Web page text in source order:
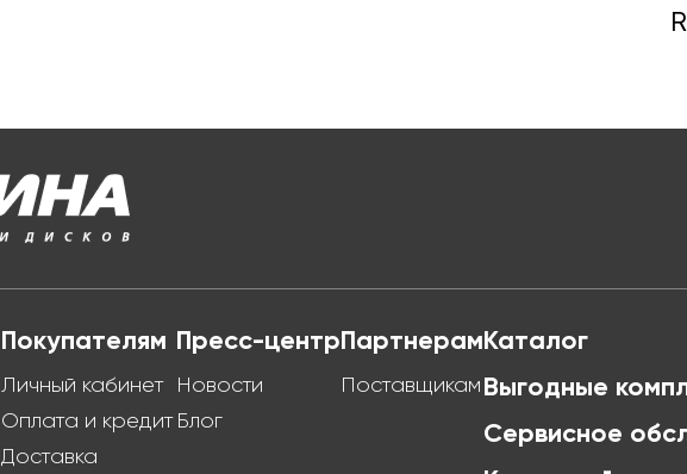
R
Покупателям
Личный кабинет
Оплата и кредит
Доставка
Пресс-центр
Новости
Блог
Партнерам
Поставщикам
Каталог
Выгодные
Сервисное